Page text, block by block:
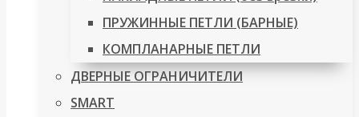
ПРУЖИННЫЕ ПЕТЛИ (БАРНЫЕ)
КОМПЛАНАРНЫЕ ПЕТЛИ
ДВЕРНЫЕ ОГРАНИЧИТЕЛИ
SMART